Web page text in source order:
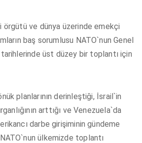
örgütü ve dünya üzerinde emekçi
baş sorumlusu NATO`nun Genel
üst düzey bir toplantı için
planlarının derinleştiği, İsrail`in
arttığı ve Venezuela`da
darbe girişiminin gündeme
ülkemizde toplantı